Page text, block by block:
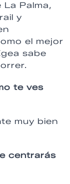
Palma,
y
el mejor
sabe
te ves
muy bien
centrarás